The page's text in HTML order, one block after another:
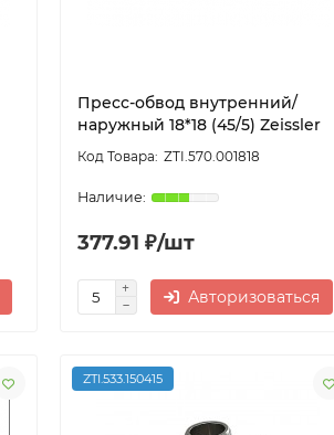
Пресс-обвод внутренний/
наружный 18*18 (45/5) Zeissler
ZTI.570.001818
377.91 ₽/шт
Авторизоваться
ZTI.533.150415